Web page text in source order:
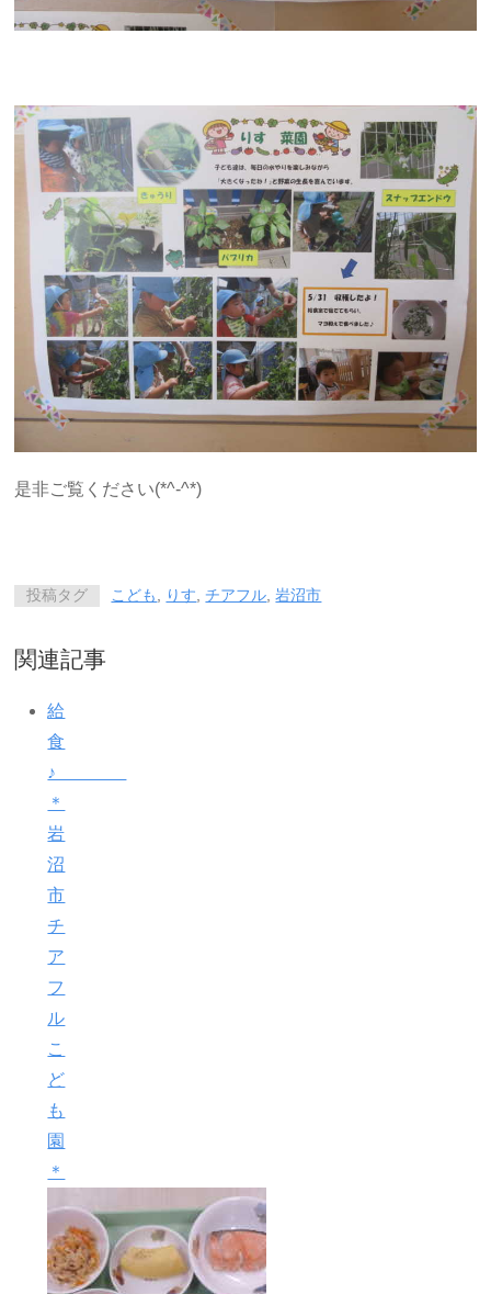
是非ご覧ください(*^-^*)
投稿タグ こども , りす,チアフル,岩沼市
関連記事
給
食
♪
＊
岩
沼
市
チ
ア
フ
ル
こ
ど
も
園
＊